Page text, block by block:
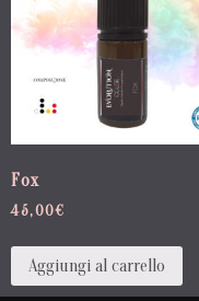
Fox
45,00€
Aggiungi al carrello